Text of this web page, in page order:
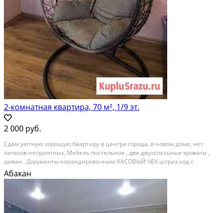
2-комнатная квартира, 70 м², 1/9 эт.
2 000 руб.
Сдам уютную хорошую Квартиру в центре города, в новом доме, нет
запахов неприятных, Мебель постельное , две двухспальные кровати ,
диван . Документы командировочным КАСОВЫЙ ЧЕК штрих код с
подтверждением , цена указана от 10 дней
Посуточная аренда; Общая площадь: 70 м²
Абакан